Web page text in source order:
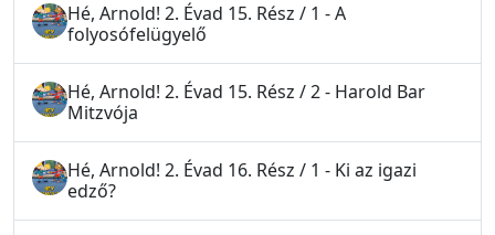
Hé, Arnold! 2. Évad 15. Rész / 1 - A
folyosófelügyelő
Hé, Arnold! 2. Évad 15. Rész / 2 - Harold Bar
Mitzvója
Hé, Arnold! 2. Évad 16. Rész / 1 - Ki az igazi
edző?